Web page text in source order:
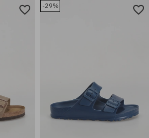
Dostupné veľkosti:
-29%